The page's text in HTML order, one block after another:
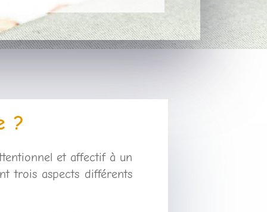
?
et affectif à un
trois aspects différents